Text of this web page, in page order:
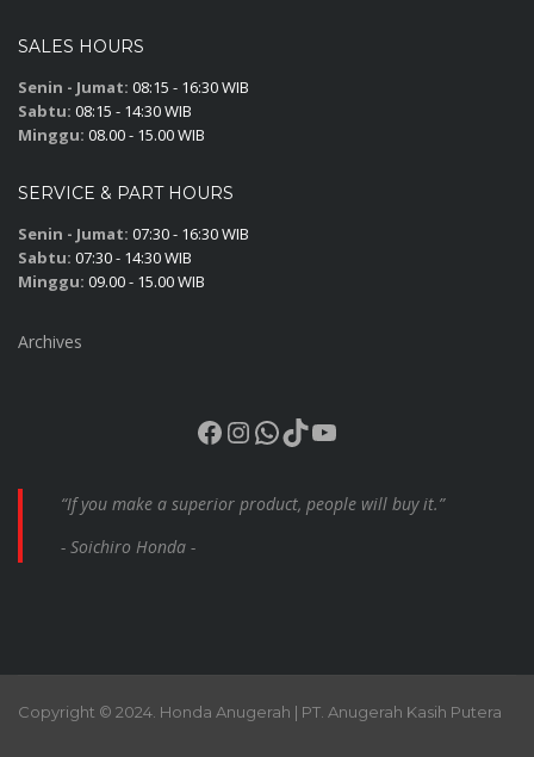
SALES HOURS
Senin - Jumat: 08:15 - 16:30 WIB
Sabtu: 08:15 - 14:30 WIB
Minggu: 08.00 - 15.00 WIB
SERVICE & PART HOURS
Senin - Jumat: 07:30 - 16:30 WIB
Sabtu: 07:30 - 14:30 WIB
Minggu: 09.00 - 15.00 WIB
Archives
Facebook
Instagram
WhatsApp
TikTok
YouTube
“If you make a superior product, people will buy it.”
- Soichiro Honda -
Copyright © 2024. Honda Anugerah | PT. Anugerah Kasih Putera